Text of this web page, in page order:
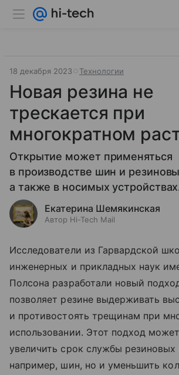
18 декабря 2023 Технологии
Новая резина не
трескается при
многократном
Открытие может применяться
в производстве шин и
а также в носимых
Екатерина Шемякинская
Автор Hi-Tech Mail
Исследователи из Гарвардской
инженерных и прикладных наук
Полсона разработали новый
позволяет резине выдерживать
и противостоять трещинам при
использовании. Этот подход
увеличить срок службы резиновых
например, шин, но и уменьшить